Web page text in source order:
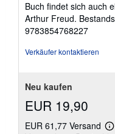
Buch findet sich auch
Arthur Freud.
9783854768227
Verkäufer kontaktieren
Neu kaufen
EUR 19,90
EUR 61,77 Versand